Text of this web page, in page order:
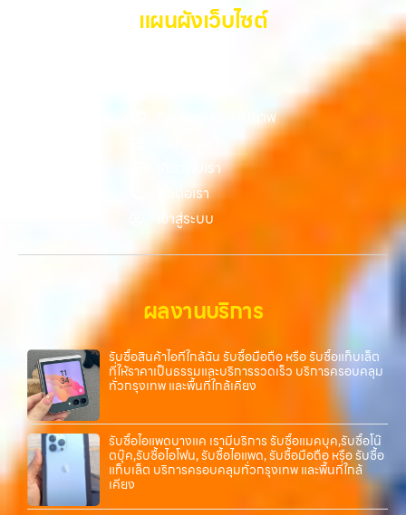
และข้อจำกัดต่างกัน การขายเองผ่านแพลตฟอร์มออนไลน์อาจได้ราคาสูง
กว่า แต่ต้องใช้เวลาและมีความเสี่ยงในการเจอผู้ซื้อที่ไม่น่าเชื่อถือ การขายให้
ร้านรับซื้อจะสะดวกและรวดเร็ว แต่ควรเลือกร้านที่มีความน่าเชื่อถือและให้
ราคาตามสภาพจริง อีกทางเลือกหนึ่งคือการใช้บริการจำนำ ซึ่งเหมาะกับคน
ที่ต้องการเงินด่วนแต่ยังไม่อยากขายขาด โดยสามารถเลือกใช้บริการ…
เพราะมูลค่าของเครื่องไม่ได้ขึ้นอยู่แค่ยี่ห้อ แต่ขึ้นอยู่กับสภาพจริง ความครบ
ชุด และความสะดวกในการขายของคุณ เราจึงตั้งใจให้บริการในเขต
ลาดพร้าว, รัชดา, บางรัก, แจ้งวัฒนะ, บางแค, วัชรพล, รามอินทรา, บางนา,
บางพลี, เกษตรนวมินทร์, เสนานิคม, วังหิน อย่างเต็มที่ ไม่ว่าคุณจะค้นหาคำ
ว่า “รับซื้อมือถือใกล้ฉัน”, “รับซื้อโทรศัพท์มือสองกรุงเทพ”, “ขาย iPad ได้
ราคา”, “รับซื้อแท็บเล็ต กรุงเทพถึงที่”, หรือ “รับซื้อ Samsung มือสอง
ราคาสูง” — ที่นี่คือคำตอบ เพราะบริการของเรามุ่งตรงให้คุณได้รับราคาและ
ความสะดวกสบายที่เหนือกว่า เลือกเราแล้วคุณจะได้บริการที่คุณไว้วางใจ
พร้อมทีมงานที่พร้อมอำนวยความสะดวก นัดรับถึงที่ ตรวจสภาพอย่างมือ
อาชีพ และจ่ายเงินทันที ทั้งหมดนี้เพื่อให้การขายอุปกรณ์ของคุณเป็นเรื่อง
ง่ายขึ้น ดีกว่า รวดเร็วกว่า และคุ้มค่ากว่า ทำไมต้องเลือกเรา ผู้เชี่ยวชาญด้าน
การให้บริการ รับซื้อมือถือ iPhone, Samsung, ไอแพด แท็บเล็ตทุกยี่ห้อ ใน
ราคาสูง พร้อมจ่ายเงินทันที โดยเน้นบริการในพื้นที่ ลาดพร้าว, รัชดา,
บางรัก, แจ้งวัฒนะ, บางแค, วัชรพล, รามอินทรา, รวมถึง บางนา, บางพลี,
เกษตรนวมินทร์, เสนานิคม, วังหินไม่ว่าคุณจะต้องการ รับซื้อโทรศัพท์, รับ
ซื้อแมคบุค, รับซื้อโน๊ตบุ๊ค, รับซื้อแท็บเล็ต, หรือบริการอื่นๆ เกี่ยวกับสินค้า
ไอที กรุงเทพฯ – เราพร้อมให้บริการครบวงจร บริการของเรา เราให้บริการ
แบบครบวงจรสำหรับลูกค้าที่ต้องการขายอุปกรณ์ไอที ไม่ว่าจะเป็น: รับซื้อไอ
โฟน ทุกรุ่น ทั้งเครื่องใหม่และเครื่องใช้งานแล้ว รับซื้อไอแพด…
แผนผังเว็บไซต์
Gallery รวมรูปภาพ
เกี่ยวกับเรา
ติดต่อเรา
เข้าสู่ระบบ
ผลงานบริการ
รับซื้อสินค้าไอทีใกล้ฉัน รับซื้อมือถือ หรือ รับซื้อแท็บเล็ต
ที่ให้ราคาเป็นธรรมและบริการรวดเร็ว บริการครอบคลุม
ทั่วกรุงเทพ และพื้นที่ใกล้เคียง
รับซื้อไอแพดบางแค เรามีบริการ รับซื้อแมคบุค,รับซื้อโน๊
ตบุ๊ค,รับซื้อไอโฟน, รับซื้อไอแพด, รับซื้อมือถือ หรือ รับซื้อ
แท็บเล็ต บริการครอบคลุมทั่วกรุงเทพ และพื้นที่ใกล้
เคียง